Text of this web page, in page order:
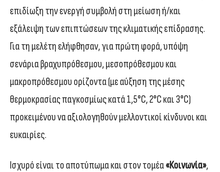
επιδίωξη την ενεργή συμβολή στη μείωση ή/και
εξάλειψη των επιπτώσεων της κλιματικής επίδρασης.
Για τη μελέτη ελήφθησαν, για πρώτη φορά, υπόψη
σενάρια βραχυπρόθεσμου, μεσοπρόθεσμου και
μακροπρόθεσμου ορίζοντα (με αύξηση της μέσης
θερμοκρασίας παγκοσμίως κατά 1,5°C, 2°C και 3°C)
προκειμένου να αξιολογηθούν μελλοντικοί κίνδυνοι και
ευκαιρίες.
Ισχυρό είναι το αποτύπωμα και στον τομέα«Κοινωνία»,